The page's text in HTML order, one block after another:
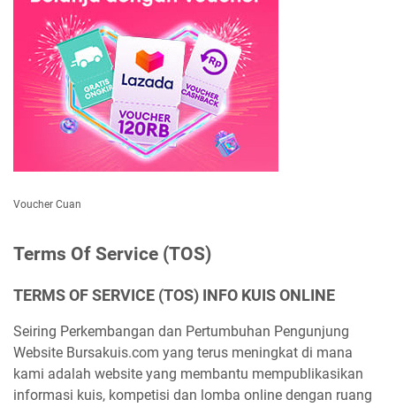
Voucher Cuan
Terms Of Service (TOS)
TERMS OF SERVICE (TOS) INFO KUIS ONLINE
Seiring Perkembangan dan Pertumbuhan Pengunjung
Website Bursakuis.com yang terus meningkat di mana
kami adalah website yang membantu mempublikasikan
informasi kuis, kompetisi dan lomba online dengan ruang